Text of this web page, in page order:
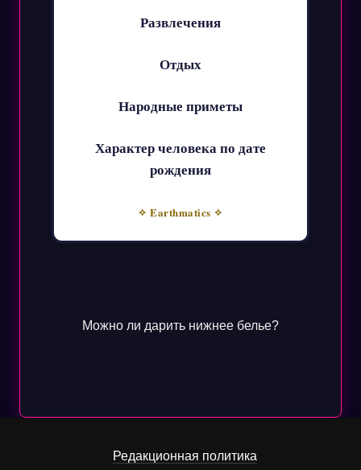
Развлечения
Отдых
Народные приметы
Характер человека по дате
рождения
✧ Earthmatics ✧
Можно ли дарить нижнее белье?
Редакционная политика